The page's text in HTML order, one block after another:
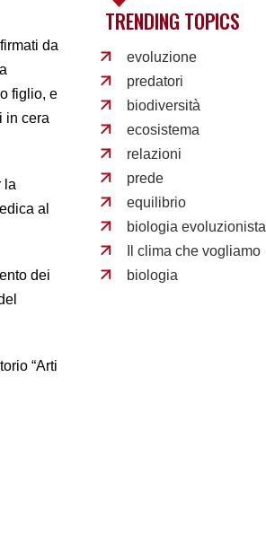
da
figlio, e
in cera
la
al
dei
“Arti
TRENDING TOPICS
evoluzione
predatori
biodiversità
ecosistema
relazioni
prede
equilibrio
biologia evoluzionista
Il clima che vogliamo
biologia